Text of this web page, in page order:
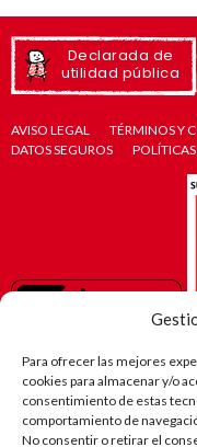
Para ofrecer las mejores
cookies para almacenar y/o
consentimiento de estas
comportamiento de
No consentir o retirar el
Declarada de
utilidad pública
AVISO LEGAL
TÉRMINOS Y
DATOS SEGUROS